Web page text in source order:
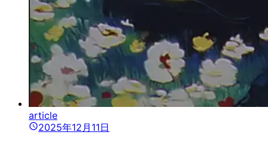
article
2025年12月11日